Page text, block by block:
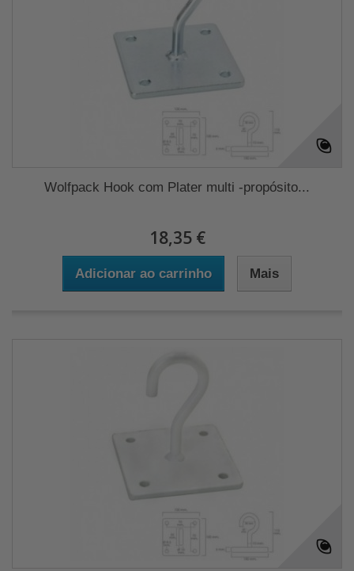
Wolfpack Hook com Plater multi -propósito...
18,35 €
Adicionar ao carrinho Mais